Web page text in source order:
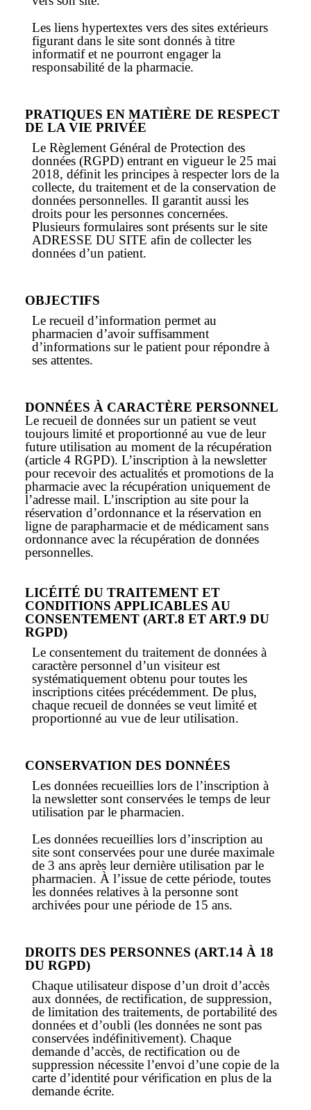
Les liens hypertextes vers des sites extérieurs
figurant dans le site sont donnés à titre
informatif et ne pourront engager la
responsabilité de la pharmacie.
PRATIQUES EN MATIÈRE DE RESPECT
DE LA VIE PRIVÉE
Le Règlement Général de Protection des
données (RGPD) entrant en vigueur le 25 mai
2018, définit les principes à respecter lors de la
collecte, du traitement et de la conservation de
données personnelles. Il garantit aussi les
droits pour les personnes concernées.
Plusieurs formulaires sont présents sur le site
ADRESSE DU SITE afin de collecter les
données d’un patient.
OBJECTIFS
Le recueil d’information permet au
pharmacien d’avoir suffisamment
d’informations sur le patient pour répondre à
ses attentes.
DONNÉES À CARACTÈRE PERSONNEL
Le recueil de données sur un patient se veut
toujours limité et proportionné au vue de leur
future utilisation au moment de la récupération
(article 4 RGPD). L’inscription à la newsletter
pour recevoir des actualités et promotions de la
pharmacie avec la récupération uniquement de
l’adresse mail. L’inscription au site pour la
réservation d’ordonnance et la réservation en
ligne de parapharmacie et de médicament sans
ordonnance avec la récupération de données
personnelles.
LICÉITÉ DU TRAITEMENT ET
CONDITIONS APPLICABLES AU
CONSENTEMENT (ART.8 ET ART.9 DU
RGPD)
Le consentement du traitement de données à
caractère personnel d’un visiteur est
systématiquement obtenu pour toutes les
inscriptions citées précédemment. De plus,
chaque recueil de données se veut limité et
proportionné au vue de leur utilisation.
CONSERVATION DES DONNÉES
Les données recueillies lors de l’inscription à
la newsletter sont conservées le temps de leur
utilisation par le pharmacien.
Les données recueillies lors d’inscription au
site sont conservées pour une durée maximale
de 3 ans après leur dernière utilisation par le
pharmacien. À l’issue de cette période, toutes
les données relatives à la personne sont
archivées pour une période de 15 ans.
DROITS DES PERSONNES (ART.14 À 18
DU RGPD)
Chaque utilisateur dispose d’un droit d’accès
aux données, de rectification, de suppression,
de limitation des traitements, de portabilité des
données et d’oubli (les données ne sont pas
conservées indéfinitivement). Chaque
demande d’accès, de rectification ou de
suppression nécessite l’envoi d’une copie de la
carte d’identité pour vérification en plus de la
demande écrite.